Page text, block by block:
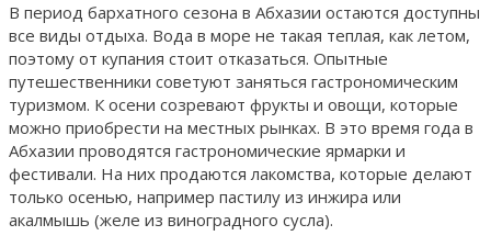
В период бархатного сезона в Абхазии остаются доступны
все виды отдыха. Вода в море не такая теплая, как летом,
поэтому от купания стоит отказаться. Опытные
путешественники советуют заняться гастрономическим
туризмом. К осени созревают фрукты и овощи, которые
можно приобрести на местных рынках. В это время года в
Абхазии проводятся гастрономические ярмарки и
фестивали. На них продаются лакомства, которые делают
только осенью, например пастилу из инжира или
акалмышь (желе из виноградного сусла).